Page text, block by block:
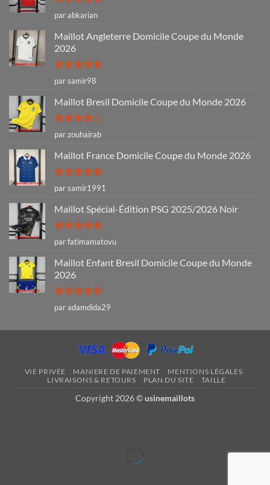
Note5sur
5
par abkarian
Maillot Angleterre Domicile Coupe du Monde
2026
Note5sur
5
par samir98
Maillot Bresil Domicile Coupe du Monde 2026
Note4
sur 5
par zouhairab
Maillot France Domicile Coupe du Monde 2026
Note5sur
5
par samir1991
Maillot Spécial-Édition PSG 2025/2026 Noir
Note5sur
5
par fatimamatovu
Maillot Enfant Bresil Domicile Coupe du Monde
2026
Note5sur
5
par adamdida29
VIE PRIVÉE MANIERE DE PAIEMENT
MENTIONS LÉGALES
LIVRAISONS & RETOURS
PLAN DU SITE TAILLE
Copyright 2026 ©usinemaillots